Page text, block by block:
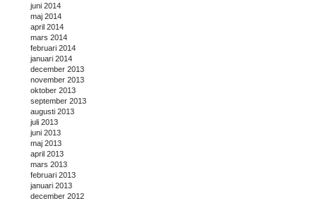
juni 2014
maj 2014
april 2014
mars 2014
februari 2014
januari 2014
december 2013
november 2013
oktober 2013
september 2013
augusti 2013
juli 2013
juni 2013
maj 2013
april 2013
mars 2013
februari 2013
januari 2013
december 2012